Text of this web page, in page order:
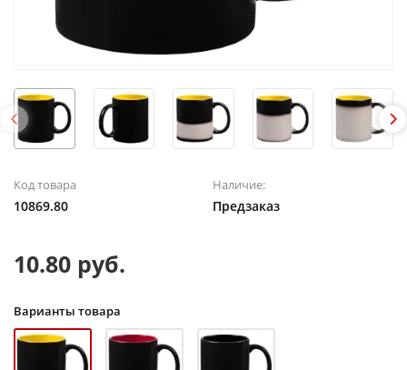
Код товара
10869.80
Наличие:
Предзаказ
10.80 руб.
Варианты товара